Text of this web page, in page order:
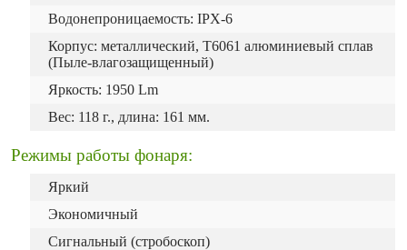
Водонепроницаемость: IPX-6
Корпус: металлический, T6061 алюминиевый сплав
(Пыле-влагозащищенный)
Яркость: 1950 Lm
Вес: 118 г., длина: 161 мм.
Режимы работы фонаря:
Яркий
Экономичный
Сигнальный (стробоскоп)